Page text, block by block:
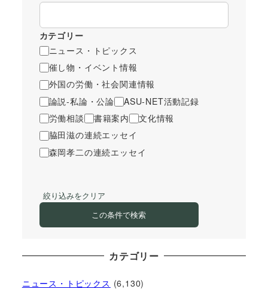
カテゴリー
ニュース・トピックス
催し物・イベント情報
外国の労働・社会関連情報
論説-私論・公論
ASU-NET活動記録
労働相談
書籍案内
文化情報
脇田滋の連続エッセイ
森岡孝二の連続エッセイ
絞り込みをクリア
この条件で検索
カテゴリー
ニュース・トピックス (6,130)